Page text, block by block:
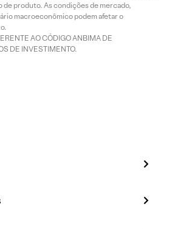
de produto. As condições de mercado,
macroeconômico podem afetar o
AO CÓDIGO ANBIMA DE
DE INVESTIMENTO.